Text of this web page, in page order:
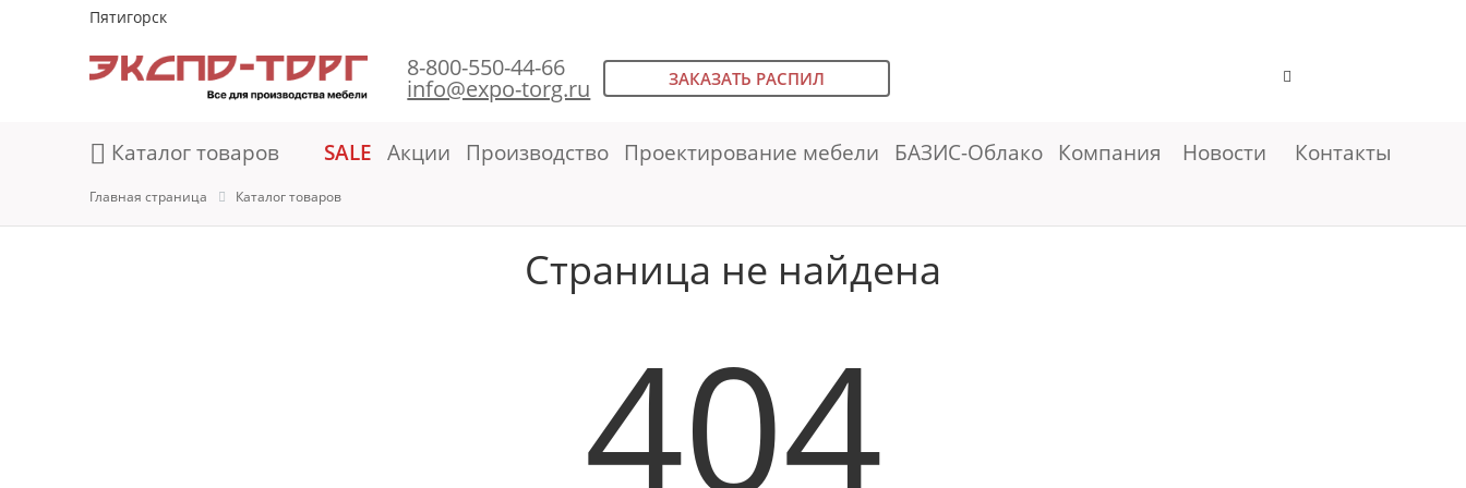
Пятигорск
8-800-550-44-66
info@expo-torg.ru ЗАКАЗАТЬ РАСПИЛ
Каталог товаров SALE Акции Производство Проектирование мебели БАЗИС-Облако Компания Новости Контакты
Главная страница Каталог товаров
Страница не найдена
404